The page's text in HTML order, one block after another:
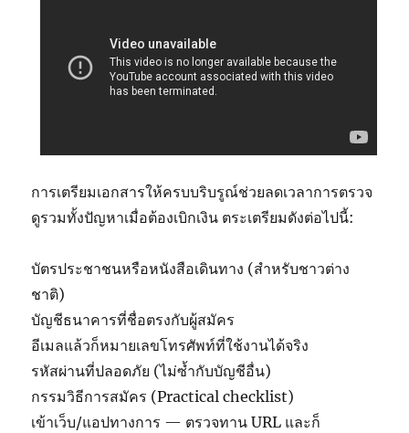
การเตรียมเอกสารให้ครบบริบรูณ์ช่วยลดเวลาการตรวจ
ดูรวมทั้งปัญหาเมื่อต้องเบิกเงิน ตระเตรียมดังต่อไปนี้:
บัตรประชาชนหรือหนังสือเดินทาง (สำหรับชาวต่าง
ชาติ)
บัญชีธนาคารที่ชื่อตรงกับผู้สมัคร
อีเมลแล้วก็หมายเลขโทรศัพท์ที่ใช้งานได้จริง
รหัสผ่านที่ปลอดภัย (ไม่ซ้ำกับบัญชีอื่น)
กรรมวิธีการสมัคร (Practical checklist)
เข้าเว็บ/แอปทางการ — ตรวจทาน URL และก็